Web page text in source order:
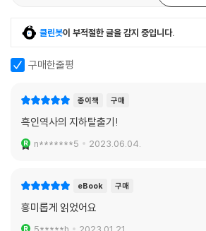
클린봇이 부적절한 글을 감지 중입니다.
구매한줄평
종이책 구매
흑인역사의 지하탈출기!
n*******5 2023.06.04.
eBook 구매
흥미롭게 읽었어요